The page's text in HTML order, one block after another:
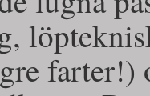
farter!)